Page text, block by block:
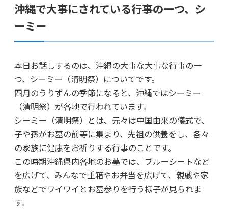
沖縄で大事にされている行事の一つ、シ
ーミー
本日お話しするのは、沖縄の大事な大事な行事の一
つ、シーミー（清明祭）についてです。
四月のうりずんの季節になると、沖縄ではシーミー
（清明祭）が各地で行われています。
シーミー（清明祭）とは、元々は中国由来の儀式で、
子や孫がお墓の前等に集まり、先祖の供養をし、各々
の家族に健康をお祈りする行事のことです。
この時期沖縄県内各地のお墓では、ブルーシートなど
を広げて、みんなで重箱やお弁当を広げて、親戚や家
族などでワイワイとお墓参りを行う様子が見られま
す。